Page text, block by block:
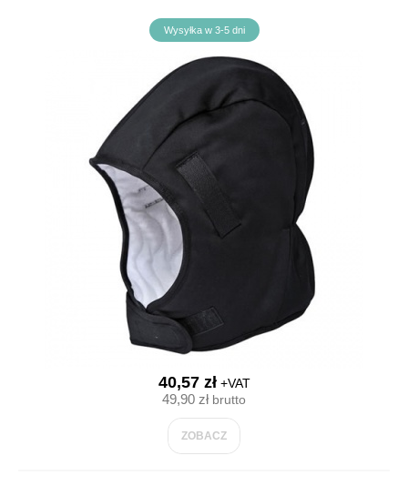
Wysyłka w 3-5 dni
40,57 zł+VAT
49,90 złbrutto
ZOBACZ